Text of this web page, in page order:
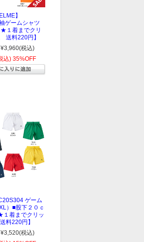
】
ゲームシャツ
★１着までクリ
送料220円】
¥3,960(税込)
込) 35%OFF
ゲーム
）■股下２０ｃ
１着までクリッ
料220円】
¥3,520(税込)